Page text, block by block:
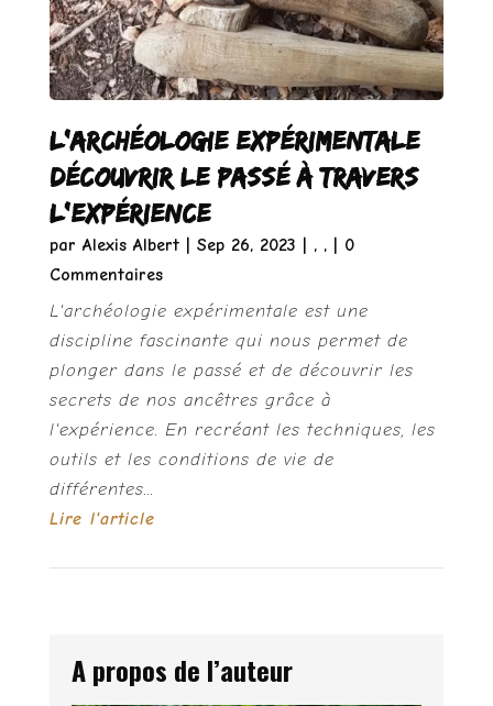
L’archéologie expérimentale :
Découvrir le passé à travers
l’expérience
par Alexis Albert| Sep 26, 2023 , ,
| 0
Commentaires
L'archéologie expérimentale est une
discipline fascinante qui nous permet de
plonger dans le passé et de découvrir les
secrets de nos ancêtres grâce à
l'expérience. En recréant les techniques, les
outils et les conditions de vie de
différentes...
Lire l'article
A propos de l’auteur